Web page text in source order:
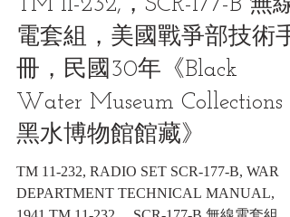
TM 11-232,，SCR-177-B 無線
電套組，美國戰爭部技術手
冊，民國30年《Black
Water Museum Collections |
黑水博物館館藏》
TM 11-232, RADIO SET SCR-177-B, WAR